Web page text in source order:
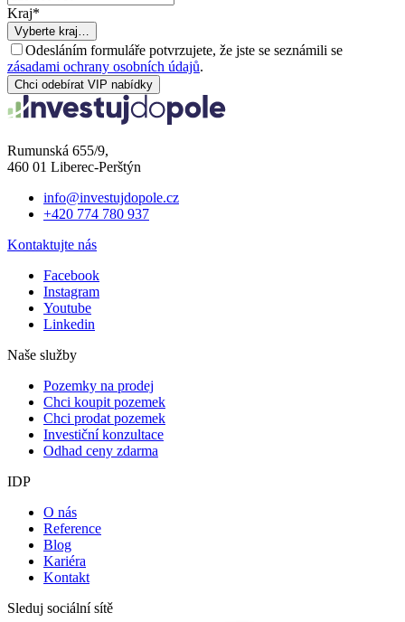
Kraj*
Vyberte kraj…
Odesláním formuláře potvrzujete, že jste se seznámili se
zásadami ochrany osobních údajů.
Chci odebírat VIP nabídky
Rumunská 655/9,
460 01 Liberec-Perštýn
info@investujdopole.cz
+420 774 780 937
Kontaktujte nás
Facebook
Instagram
Youtube
Linkedin
Naše služby
Pozemky na prodej
Chci koupit pozemek
Chci prodat pozemek
Investiční konzultace
Odhad ceny zdarma
IDP
O nás
Reference
Blog
Kariéra
Kontakt
Sleduj sociální sítě